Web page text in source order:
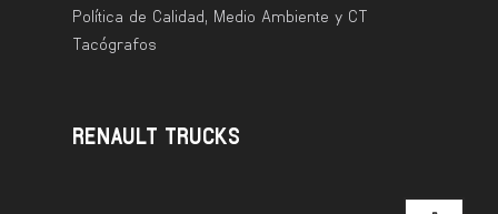
Política de Calidad, Medio Ambiente y CT
Tacógrafos
RENAULT TRUCKS